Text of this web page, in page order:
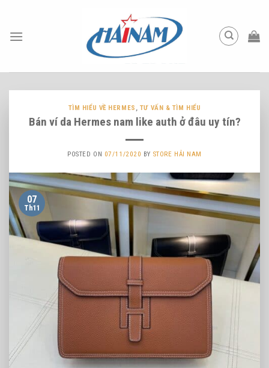
content
TÌM HIỂU VỀ HERMES , TƯ VẤN & TÌM HIỂU
Bán ví da Hermes nam like auth ở đâu uy tín?
POSTED ON 07/11/2020 BY STORE HẢI NAM
07
Th11